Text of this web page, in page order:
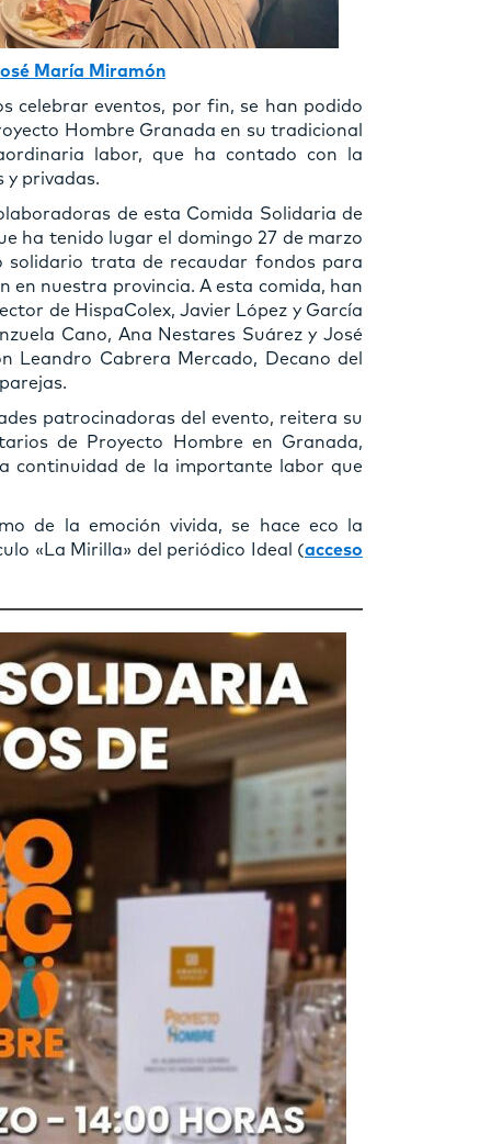
María Miramón
celebrar eventos, por fin, se han podido
Hombre Granada en su tradicional
labor, que ha contado con la
y privadas.
de esta Comida Solidaria de
ha tenido lugar el domingo 27 de marzo
solidario trata de recaudar fondos para
en nuestra provincia. A esta comida, han
de HispaColex, Javier López y García
Cano, Ana Nestares Suárez y José
Leandro Cabrera Mercado, Decano del
patrocinadoras del evento, reitera su
de Proyecto Hombre en Granada,
continuidad de la importante labor que
de la emoción vivida, se hace eco la
«La Mirilla» del periódico Ideal (acceso